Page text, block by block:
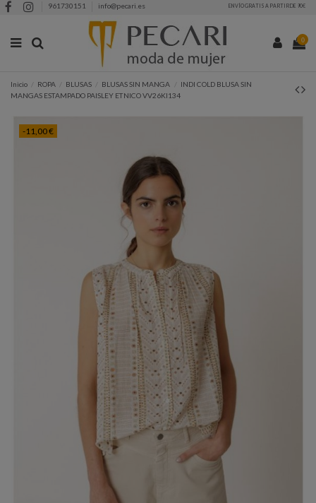
961730151 info@pecari.es ENVÍO GRATIS A PARTIR DE 90€
0
Inicio ROPA BLUSAS BLUSAS SIN MANGA
INDI COLD BLUSA SIN
MANGAS ESTAMPADO PAISLEY ETNICO VV26KI134
-11,00 €